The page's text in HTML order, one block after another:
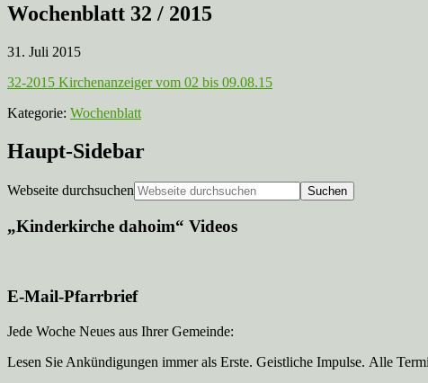
Wochenblatt 32 / 2015
31. Juli 2015
32-2015 Kirchenanzeiger vom 02 bis 09.08.15
Kategorie: Wochenblatt
Haupt-Sidebar
Webseite durchsuchen
„Kinderkirche dahoim“ Videos
E-Mail-Pfarrbrief
Jede Woche Neues aus Ihrer Gemeinde:
Lesen Sie Ankündigungen immer als Erste. Geistliche Impulse. Alle